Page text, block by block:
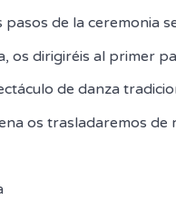
de la ceremonia
os dirigiréis al primer
de danza
os trasladaremos de